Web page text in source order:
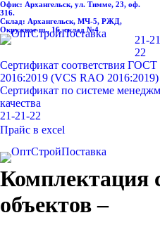
Офис: Архангельск, ул. Тимме, 23, оф.
316.
Склад: Архангельск, МЧ-5, РЖД,
Окружное ш., 16, склад №4
21-
22
Сертификат соответствия
2016:2019 (VCS RAO 2016:2019)
Сертификат по системе
качества
21-21-22
Прайс в excel
Комплектация
объектов –